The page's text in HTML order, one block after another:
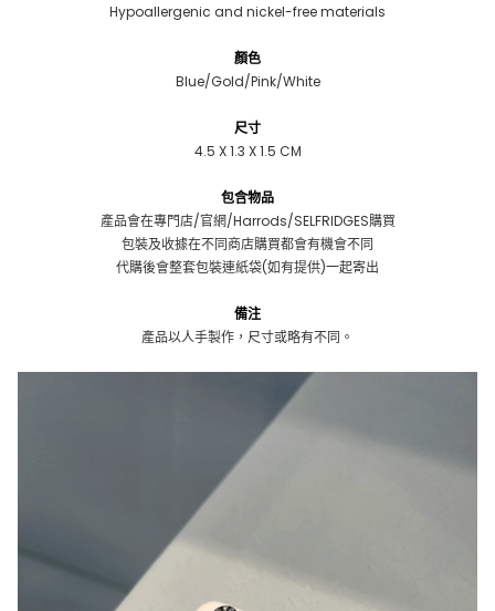
Hypoallergenic and nickel-free materials
顏色
Blue/Gold/Pink/White
尺寸
4.5 X 1.3 X 1.5 CM
包含物品
產品會在專門店/官網/Harrods/SELFRIDGES購買
包裝及收據在不同商店購買都會有機會不同
代購後會整套包裝連紙袋(如有提供)一起寄出
備注
產品以人手製作，尺寸或略有不同。